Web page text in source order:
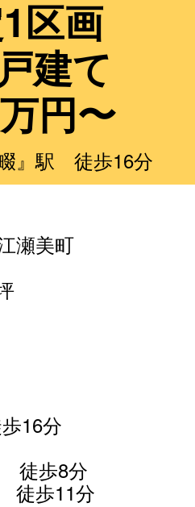
区画
建て
円〜
』駅 徒歩16分
瀬美町
16分
徒歩8分
徒歩11分